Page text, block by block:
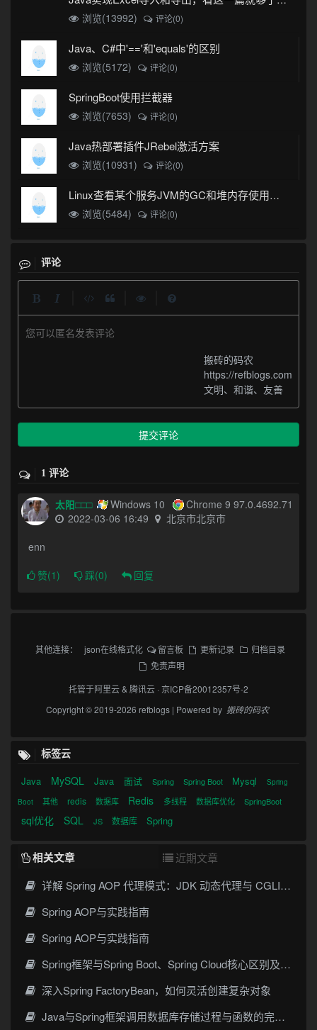
浏览(13992)
评论(0)
Java、C#中'=='和'equals'的区别
浏览(5172) 评论(0)
SpringBoot使用拦截器
浏览(7653) 评论(0)
Java热部署插件JRebel激活方案
浏览(10931) 评论(0)
Linux查看某个服务JVM的GC和堆内存使用情况
浏览(5484)
评论(0)
评论
您可以匿名发表评论
搬砖的码农
https://refblogs.com
文明、和谐、友善
提交评论
1 评论
太阳□□□ Windows 10
Chrome 9 97.0.4692.71
2022-03-06 16:49
北京市北京市
enn
赞(1) 踩(0) 回复
其他连接： json在线格式化 留言板 更新记录
归档目录
免责声明
托管于阿里云& 腾讯云 ·京ICP备20012357号-2
Copyright © 2019-2026 refblogs | Powered by 搬砖的码农
标签云
Java MySQL Java 面试 Spring Spring Boot Mysql
Spring
Boot
其他 redis 数据库 Redis 多线程 数据库优化 SpringBoot
sql优化 SQL JS 数据库 Spring
相关文章
近期文章
详解 Spring AOP 代理模式：JDK 动态代理与 CGLIB 原理
Spring AOP与实践指南
Spring AOP与实践指南
Spring框架与Spring Boot、Spring Cloud核心区别及技术演进
深入Spring FactoryBean，如何灵活创建复杂对象
Java与Spring框架调用数据库存储过程与函数的完整指南